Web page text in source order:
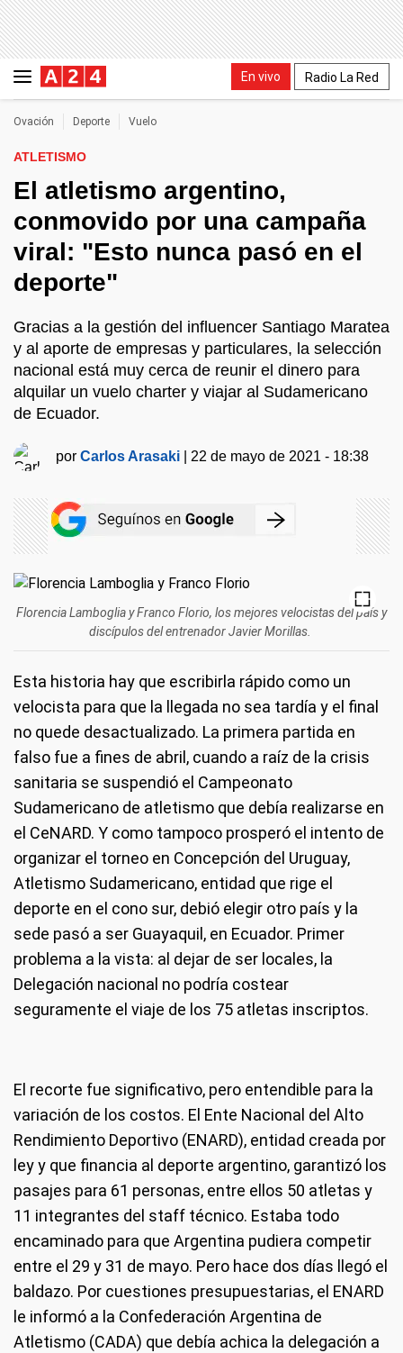
En vivo Radio La Red
Ovación Deporte Vuelo
ATLETISMO
El atletismo argentino,
conmovido por una campaña
viral: "Esto nunca pasó en el
deporte"
Gracias a la gestión del influencer Santiago Maratea
y al aporte de empresas y particulares, la selección
nacional está muy cerca de reunir el dinero para
alquilar un vuelo charter y viajar al Sudamericano
de Ecuador.
porCarlos Arasaki 22 de mayo de 2021 - 18:38
Florencia Lamboglia y Franco Florio, los mejores velocistas del país y
discípulos del entrenador Javier Morillas.
Esta historia hay que escribirla rápido como un
velocista para que la llegada no sea tardía y el final
no quede desactualizado. La primera partida en
falso fue a fines de abril, cuando a raíz de la crisis
sanitaria se suspendió el Campeonato
Sudamericano de atletismo que debía realizarse en
el CeNARD. Y como tampoco prosperó el intento de
organizar el torneo en Concepción del Uruguay,
Atletismo Sudamericano, entidad que rige el
deporte en el cono sur, debió elegir otro país y la
sede pasó a ser Guayaquil, en Ecuador. Primer
problema a la vista: al dejar de ser locales, la
Delegación nacional no podría costear
seguramente el viaje de los 75 atletas inscriptos.
El recorte fue significativo, pero entendible para la
variación de los costos. El Ente Nacional del Alto
Rendimiento Deportivo (ENARD), entidad creada por
ley y que financia al deporte argentino, garantizó los
pasajes para 61 personas, entre ellos 50 atletas y
11 integrantes del staff técnico. Estaba todo
encaminado para que Argentina pudiera competir
entre el 29 y 31 de mayo. Pero hace dos días llegó el
baldazo. Por cuestiones presupuestarias, el ENARD
le informó a la Confederación Argentina de
Atletismo (CADA) que debía achica la delegación a